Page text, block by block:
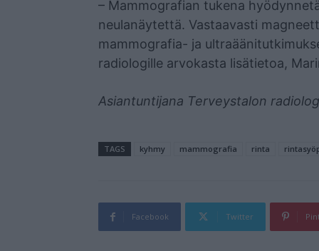
– Mammografian tukena
neulanäytettä. Vastaavasti
mammografia- ja
radiologille arvokasta lisätietoa,
Asiantuntijana Terveystalon
TAGS kyhmy mammografia rinta
Facebook Twitter